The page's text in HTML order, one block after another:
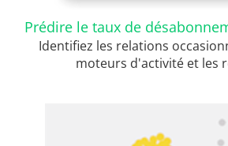
Prédire le taux de
Identifiez les relations
moteurs d'activité et les